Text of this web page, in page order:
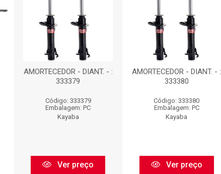
AMORTECEDOR - DIANT. - :
333379
Código: 333379
Embalagem: PC
Kayaba
Ver preço
AMORTECEDOR - DIANT. - :
333380
Código: 333380
Embalagem: PC
Kayaba
Ver preço